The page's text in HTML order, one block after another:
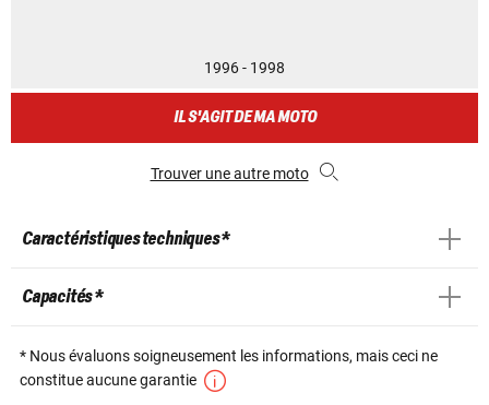
1996 - 1998
IL S'AGIT DE MA MOTO
Trouver une autre moto
Caractéristiques techniques *
Capacités *
* Nous évaluons soigneusement les informations, mais ceci ne
constitue aucune garantie